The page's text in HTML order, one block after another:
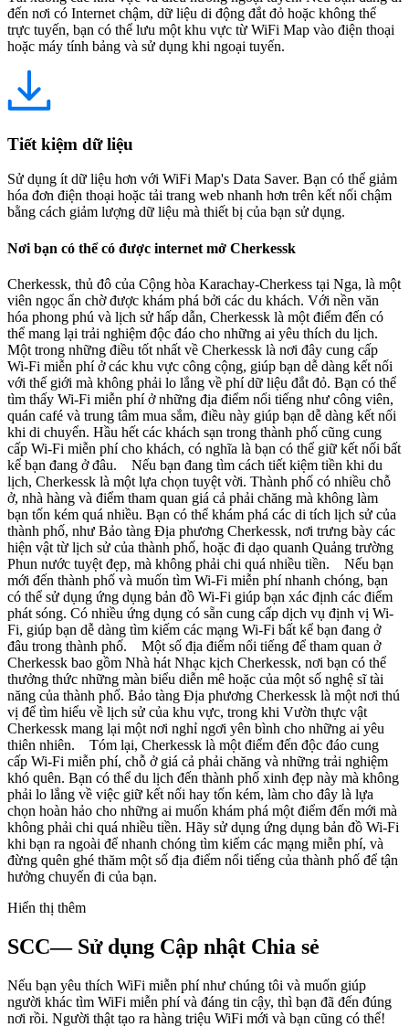
đến nơi có Internet chậm, dữ liệu di động đắt đỏ hoặc không thể
trực tuyến, bạn có thể lưu một khu vực từ WiFi Map vào điện thoại
hoặc máy tính bảng và sử dụng khi ngoại tuyến.
Tiết kiệm dữ liệu
Sử dụng ít dữ liệu hơn với WiFi Map's Data Saver. Bạn có thể giảm
hóa đơn điện thoại hoặc tải trang web nhanh hơn trên kết nối chậm
bằng cách giảm lượng dữ liệu mà thiết bị của bạn sử dụng.
Nơi bạn có thể có được internet mở Cherkessk
Cherkessk, thủ đô của Cộng hòa Karachay-Cherkess tại Nga, là một
viên ngọc ẩn chờ được khám phá bởi các du khách. Với nền văn
hóa phong phú và lịch sử hấp dẫn, Cherkessk là một điểm đến có
thể mang lại trải nghiệm độc đáo cho những ai yêu thích du lịch.
Một trong những điều tốt nhất về Cherkessk là nơi đây cung cấp
Wi-Fi miễn phí ở các khu vực công cộng, giúp bạn dễ dàng kết nối
với thế giới mà không phải lo lắng về phí dữ liệu đắt đỏ. Bạn có thể
tìm thấy Wi-Fi miễn phí ở những địa điểm nổi tiếng như công viên,
quán café và trung tâm mua sắm, điều này giúp bạn dễ dàng kết nối
khi di chuyển. Hầu hết các khách sạn trong thành phố cũng cung
cấp Wi-Fi miễn phí cho khách, có nghĩa là bạn có thể giữ kết nối bất
kể bạn đang ở đâu. Nếu bạn đang tìm cách tiết kiệm tiền khi du
lịch, Cherkessk là một lựa chọn tuyệt vời. Thành phố có nhiều chỗ
ở, nhà hàng và điểm tham quan giá cả phải chăng mà không làm
bạn tốn kém quá nhiều. Bạn có thể khám phá các di tích lịch sử của
thành phố, như Bảo tàng Địa phương Cherkessk, nơi trưng bày các
hiện vật từ lịch sử của thành phố, hoặc đi dạo quanh Quảng trường
Phun nước tuyệt đẹp, mà không phải chi quá nhiều tiền. Nếu bạn
mới đến thành phố và muốn tìm Wi-Fi miễn phí nhanh chóng, bạn
có thể sử dụng ứng dụng bản đồ Wi-Fi giúp bạn xác định các điểm
phát sóng. Có nhiều ứng dụng có sẵn cung cấp dịch vụ định vị Wi-
Fi, giúp bạn dễ dàng tìm kiếm các mạng Wi-Fi bất kể bạn đang ở
đâu trong thành phố. Một số địa điểm nổi tiếng để tham quan ở
Cherkessk bao gồm Nhà hát Nhạc kịch Cherkessk, nơi bạn có thể
thưởng thức những màn biểu diễn mê hoặc của một số nghệ sĩ tài
năng của thành phố. Bảo tàng Địa phương Cherkessk là một nơi thú
vị để tìm hiểu về lịch sử của khu vực, trong khi Vườn thực vật
Cherkessk mang lại một nơi nghỉ ngơi yên bình cho những ai yêu
thiên nhiên. Tóm lại, Cherkessk là một điểm đến độc đáo cung
cấp Wi-Fi miễn phí, chỗ ở giá cả phải chăng và những trải nghiệm
khó quên. Bạn có thể du lịch đến thành phố xinh đẹp này mà không
phải lo lắng về việc giữ kết nối hay tốn kém, làm cho đây là lựa
chọn hoàn hảo cho những ai muốn khám phá một điểm đến mới mà
không phải chi quá nhiều tiền. Hãy sử dụng ứng dụng bản đồ Wi-Fi
khi bạn ra ngoài để nhanh chóng tìm kiếm các mạng miễn phí, và
đừng quên ghé thăm một số địa điểm nổi tiếng của thành phố để tận
hưởng chuyến đi của bạn.
Hiển thị thêm
SCC— Sử dụng Cập nhật Chia sẻ
Nếu bạn yêu thích WiFi miễn phí như chúng tôi và muốn giúp
người khác tìm WiFi miễn phí và đáng tin cậy, thì bạn đã đến đúng
nơi rồi. Người thật tạo ra hàng triệu WiFi mới và bạn cũng có thể!